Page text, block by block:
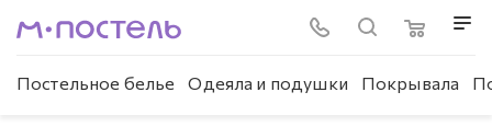
Постельное белье Одеяла и подушки Покрывала